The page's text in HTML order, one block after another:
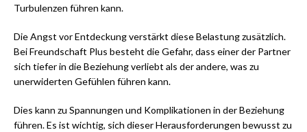
Turbulenzen führen kann.
Die Angst vor Entdeckung verstärkt diese Belastung zusätzlich.
Bei Freundschaft Plus besteht die Gefahr, dass einer der Partner
sich tiefer in die Beziehung verliebt als der andere, was zu
unerwiderten Gefühlen führen kann.
Dies kann zu Spannungen und Komplikationen in der Beziehung
führen. Es ist wichtig, sich dieser Herausforderungen bewusst zu